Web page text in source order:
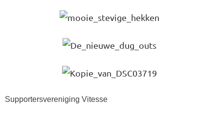
Supportersvereniging Vitesse